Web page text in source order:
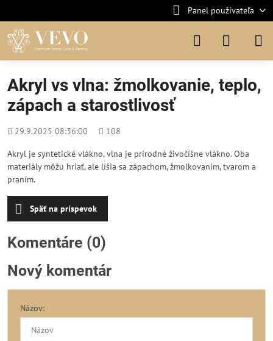
Panel používateľa
Akryl vs vlna: žmolkovanie, teplo,
zápach a starostlivosť
Pridané
29.9.2025 08:36:00
Počet
108
Akryl je syntetické vlákno, vlna je prírodné živočíšne vlákno. Oba
materiály môžu hriať, ale líšia sa zápachom, žmolkovaním, tvarom a
praním.
Späť na príspevok
Komentáre (0)
Nový komentár
Názov: